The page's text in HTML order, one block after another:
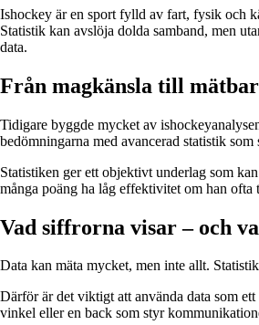
Ishockey är en sport fylld av fart, fysik och
Statistik kan avslöja dolda samband, men
data.
Från magkänsla till
Tidigare byggde mycket av
bedömningarna med avancerad statistik
Statistiken ger ett objektivt underlag som
många poäng ha låg effektivitet om han
Vad siffrorna visar – och
Data kan mäta mycket, men inte allt.
Därför är det viktigt att använda data som
vinkel eller en back som styr